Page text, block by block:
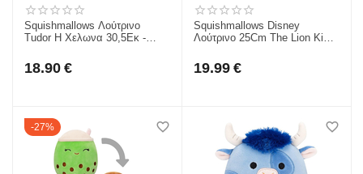
Squishmallows Λούτρινο
Tudor Η Χελωνα 30,5Εκ -
18.90 €
Squishmallows Disney
Λούτρινο 25Cm The Lion King
JWSQ0652
19.99 €
27%